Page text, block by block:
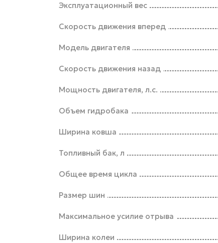
Эксплуатационный вес
Скорость движения вперед
Модель двигателя
Скорость движения назад
Мощность двигателя, л.с.
Объем гидробака
Ширина ковша
Топливный бак, л
Общее время цикла
Размер шин
Максимальное усилие отрыва
Ширина колеи